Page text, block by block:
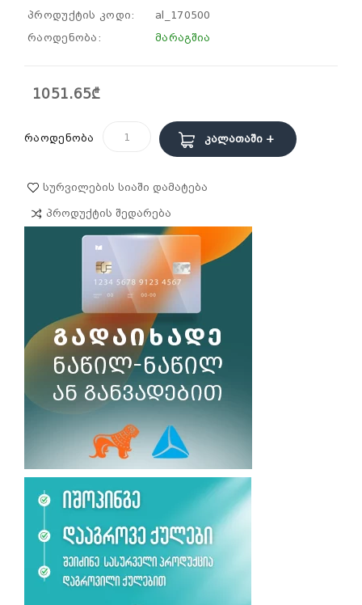
პროდუქტის კოდი:
al_170500
რაოდენობა:
მარაგშია
1051.65₾
რაოდენობა Კალათაში +
Სურვილების Სიაში Დამატება
Პროდუქტის Შედარება